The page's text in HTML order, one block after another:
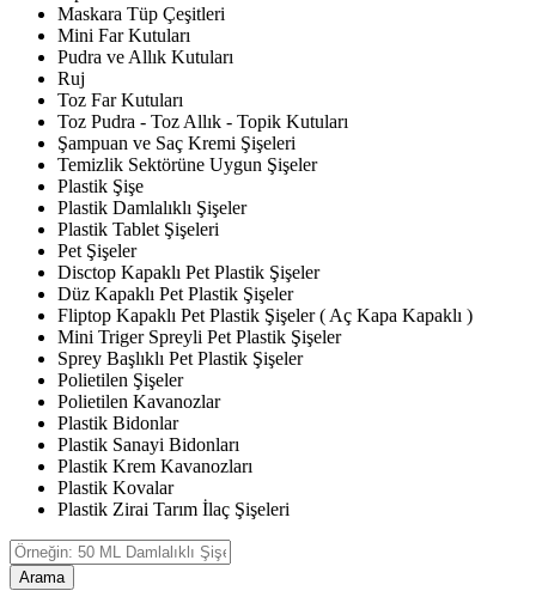
Maskara Tüp Çeşitleri
Mini Far Kutuları
Pudra ve Allık Kutuları
Ruj
Toz Far Kutuları
Toz Pudra - Toz Allık - Topik Kutuları
Şampuan ve Saç Kremi Şişeleri
Temizlik Sektörüne Uygun Şişeler
Plastik Şişe
Plastik Damlalıklı Şişeler
Plastik Tablet Şişeleri
Pet Şişeler
Disctop Kapaklı Pet Plastik Şişeler
Düz Kapaklı Pet Plastik Şişeler
Fliptop Kapaklı Pet Plastik Şişeler ( Aç Kapa Kapaklı )
Mini Triger Spreyli Pet Plastik Şişeler
Sprey Başlıklı Pet Plastik Şişeler
Polietilen Şişeler
Polietilen Kavanozlar
Plastik Bidonlar
Plastik Sanayi Bidonları
Plastik Krem Kavanozları
Plastik Kovalar
Plastik Zirai Tarım İlaç Şişeleri
Arama